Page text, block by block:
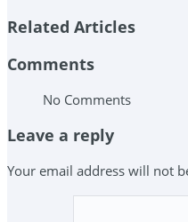
Related Articles
Comments
No Comments
Leave a reply
Your email address will not